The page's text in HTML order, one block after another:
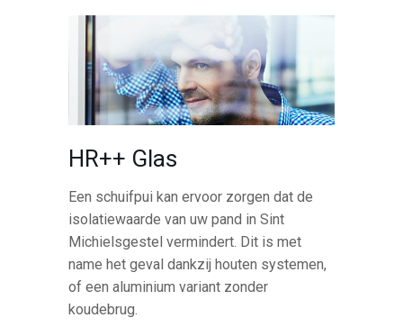
HR++ Glas
Een schuifpui kan ervoor zorgen dat de
isolatiewaarde van uw pand in Sint
Michielsgestel vermindert. Dit is met
name het geval dankzij houten systemen,
of een aluminium variant zonder
koudebrug.